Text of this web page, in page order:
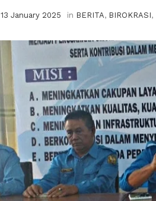
13 January 2025 in BERITA, BIROKRASI,